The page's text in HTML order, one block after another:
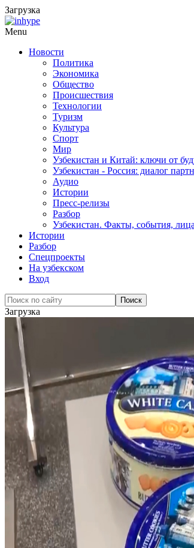
Загрузка
Menu
Новости
Политика
Экономика
Общество
Происшествия
Технологии
Туризм
Культура
Спорт
Мир
Узбекистан и Китай: ключи от
Узбекистан - Россия: диалог
Аудио
Истории
Пресс-релизы
Разбор
Узбекистан. Факты, события, лица
Истории
Разбор
Спецпроекты
На узбекском
Вход
Загрузка